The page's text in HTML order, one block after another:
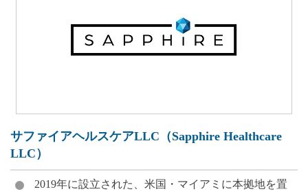
サファイアヘルスケアLLC（Sapphire Healthcare
LLC）
2019年に設立された、米国・マイアミに本拠地を置